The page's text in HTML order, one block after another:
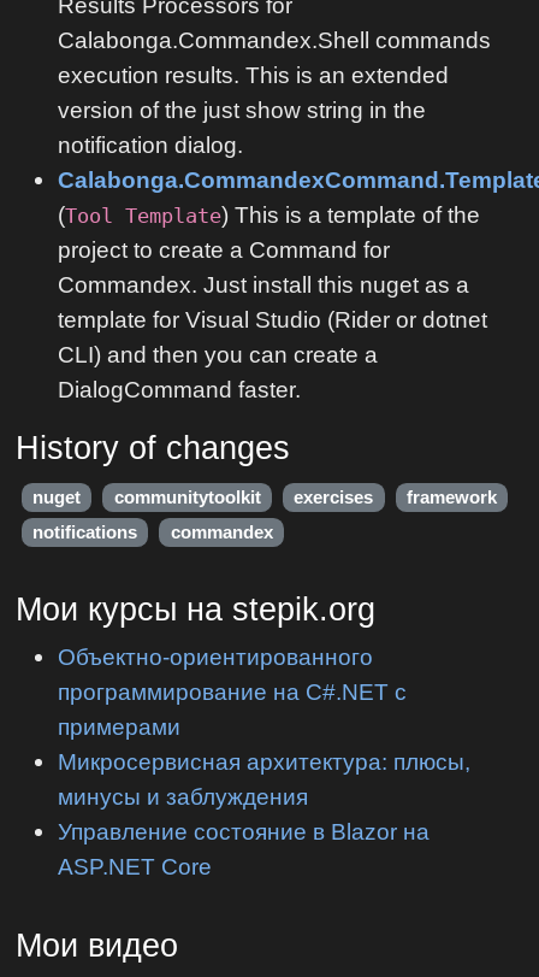
Calabonga.Commandex.Shell commands
execution results. This is an extended
version of the just show string in the
notification dialog.
(Tool Template) This is a template of the
project to create a Command for
Commandex. Just install this nuget as a
template for Visual Studio (Rider or dotnet
CLI) and then you can create a
DialogCommand faster.
History of changes
nuget communitytoolkit exercises
framework
notifications
commandex
Мои курсы на stepik.org
Объектно-ориентированного
программирование на C#.NET с
примерами
Микросервисная архитектура: плюсы,
минусы и заблуждения
Управление состояние в Blazor на
ASP.NET Core
Мои видео